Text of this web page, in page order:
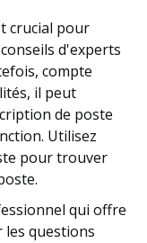
crucial pour
d'experts
compte
il peut
de poste
Utilisez
pour trouver
qui offre
les questions